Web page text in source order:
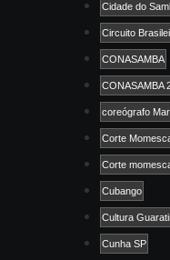
Cidade do
Circuito
CONASAMBA
CONASAMBA
coreógrafo
Corte
Corte
Cubango
Cultura
Cunha SP